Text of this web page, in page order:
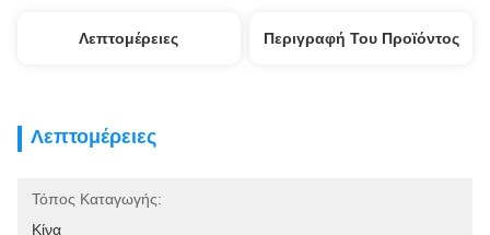
Λεπτομέρειες Περιγραφή Του Προϊόντος
Λεπτομέρειες
Τόπος Καταγωγής:
Κίνα